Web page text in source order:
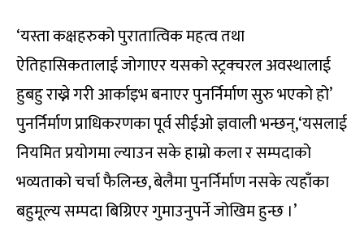
‘यस्ता कक्षहरुको पुरातात्विक महत्व तथा
ऐतिहासिकतालाई जोगाएर यसको स्ट्रक्चरल अवस्थालाई
हुबहु राख्ने गरी आर्काइभ बनाएर पुनर्निर्माण सुरु भएको हो’
पुनर्निर्माण प्राधिकरणका पूर्व सीईओ ज्ञवाली भन्छन्,‘यसलाई
नियमित प्रयोगमा ल्याउन सके हाम्रो कला र सम्पदाको
भव्यताको चर्चा फैलिन्छ, बेलैमा पुनर्निर्माण नसके त्यहाँका
बहुमूल्य सम्पदा बिग्रिएर गुमाउनुपर्ने जोखिम हुन्छ ।’